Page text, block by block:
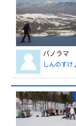
パノラマ
しんのすけ